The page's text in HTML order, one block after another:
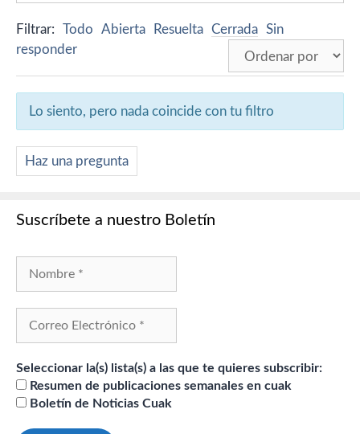
Filtrar: Todo Abierta Resuelta Cerrada Sin
responder
Lo siento, pero nada coincide con tu filtro
Haz una pregunta
Suscríbete a nuestro Boletín
Seleccionar la(s) lista(s) a las que te quieres subscribir:
Resumen de publicaciones semanales en cuak
Boletín de Noticias Cuak